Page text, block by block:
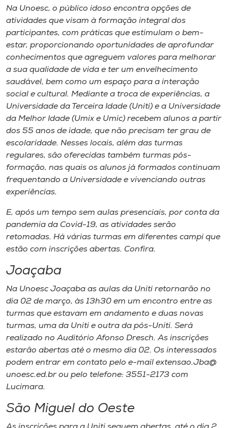
Unoesc
Store
Selecione
A+
A-
Na Unoesc, o público idoso encontra opções de
atividades que visam à formação integral dos
participantes, com práticas que estimulam o bem-
estar, proporcionando oportunidades de aprofundar
conhecimentos que agreguem valores para melhorar
a sua qualidade de vida e ter um envelhecimento
saudável, bem como um espaço para a interação
social e cultural. Mediante a troca de experiências, a
Universidade da Terceira Idade (Uniti) e a Universidade
da Melhor Idade (Umix e Umic) recebem alunos a partir
dos 55 anos de idade, que não precisam ter grau de
escolaridade. Nesses locais, além das turmas
regulares, são oferecidas também turmas pós-
formação, nas quais os alunos já formados continuam
frequentando a Universidade e vivenciando outras
experiências.
E, após um tempo sem aulas presenciais, por conta da
pandemia da Covid-19, as atividades serão
retomadas. Há várias turmas em diferentes campi que
estão com inscrições abertas. Confira.
Joaçaba
Na Unoesc Joaçaba as aulas da Uniti retornarão no
dia 02 de março, às 13h30 em um encontro entre as
turmas que estavam em andamento e duas novas
turmas, uma da Uniti e outra da pós-Uniti. Será
realizado no Auditório Afonso Dresch. As inscrições
estarão abertas até o mesmo dia 02. Os interessados
podem entrar em contato pelo e-mail extensao.Jba@
unoesc.ed.br ou pelo telefone: 3551-2173 com
Lucimara.
São Miguel do Oeste